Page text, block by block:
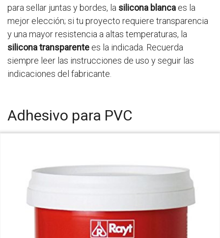
para sellar juntas y bordes, la silicona blanca es la
mejor elección; si tu proyecto requiere transparencia
y una mayor resistencia a altas temperaturas, la
silicona transparente es la indicada. Recuerda
siempre leer las instrucciones de uso y seguir las
indicaciones del fabricante.
Adhesivo para PVC